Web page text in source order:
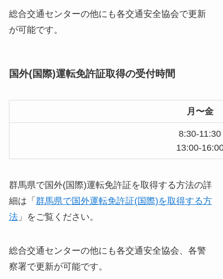
総合交通センターの他にも各交通安全協会で更新
が可能です。
国外(国際)運転免許証取得の受付時間
月〜金
8:30-11:30
13:00-
群馬県で国外(国際)運転免許証を取得する方法の詳
細は「 群馬県で国外運転免許証(国際)を取得する方
法」をご覧ください。
総合交通センターの他にも各交通安全協会、各警
察署で更新が可能です。